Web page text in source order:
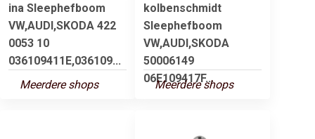
ina Sleephefboom
VW,AUDI,SKODA 422
0053 10
036109411E,036109...
Meerdere shops
kolbenschmidt
Sleephefboom
VW,AUDI,SKODA
50006149
06E109417F...
Meerdere shops